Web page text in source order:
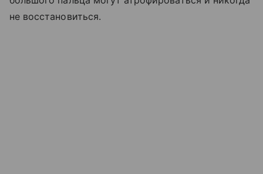
не восстановиться.